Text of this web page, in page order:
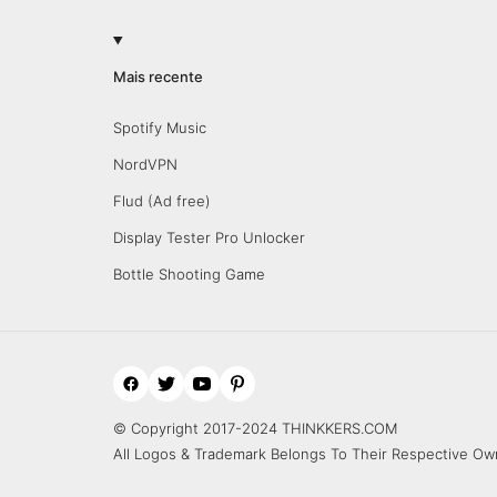
Mais recente
Spotify Music
NordVPN
Flud (Ad free)
Display Tester Pro Unlocker
Bottle Shooting Game
© Copyright 2017-2024 THINKKERS.COM
All Logos & Trademark Belongs To Their Respective